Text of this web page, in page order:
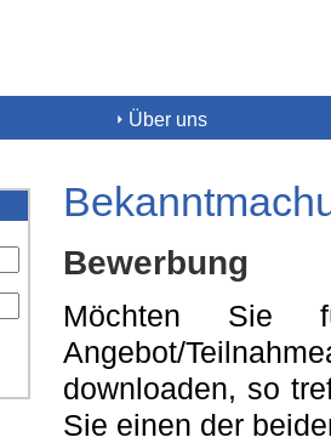
Über uns
Bewerbung
Möchten Sie
Angebot/
downloaden, so
Sie einen der